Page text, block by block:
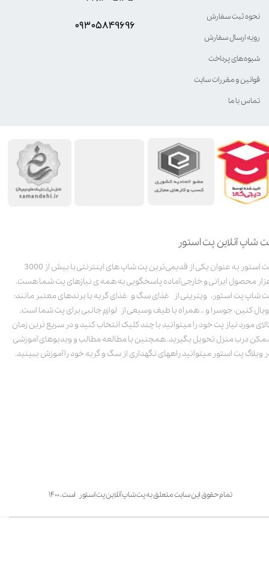
شاپ آنلاین پت استور
پت استور به عنوان یکی از قدیمی‌ترین پت شاپ های اینترنتی با بیش از 3000
محصول ایرانی و خارجی آماده پاسخگویی به همه ی نیازهای پت شما هست.
شاپ پت استور، ویترینی از غذای سگ و غذای گربه با برندهای معتبر مانند:
کنین، جوسرا و .. همراه با طیف وسیعی از لوازم جانبی برای پت شما است.
مورد نیاز پت خود را میتوانید با چند کلیک انتخاب کنید و در سریع ترین زمان
درب منزل تحویل بگیرید. همچنین با مطالعه مطالب و ویدیوهای آموزشی
وبلاگ پت استور میتوانید راههای نگهداری از سگ و گربه خود را آموزش ببینید.
تمام حقوق این سایت متعلق به پت شاپ آنلاین پت استور است. ۱۴۰۰
نحوه ثبت سفارش
رویه ارسال سفارش
شیوه‌های پرداخت
قوانین و مقررات سایت
تماس با ما
۰۹۳۰۵8۴9696